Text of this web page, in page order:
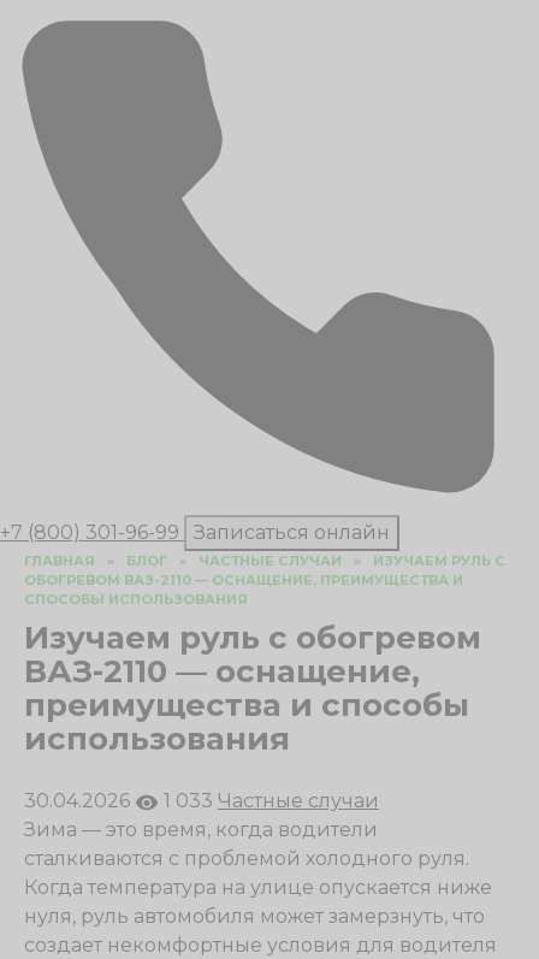
+7 (800) 301-96-99 Записаться онлайн
ГЛАВНАЯ » БЛОГ » ЧАСТНЫЕ СЛУЧАИ »
ИЗУЧАЕМ РУЛЬ С
ОБОГРЕВОМ ВАЗ-2110 — ОСНАЩЕНИЕ, ПРЕИМУЩЕСТВА И
СПОСОБЫ ИСПОЛЬЗОВАНИЯ
Изучаем руль с обогревом
ВАЗ-2110 — оснащение,
преимущества и способы
использования
30.04.2026 1 033 Частные случаи
Зима — это время, когда водители
сталкиваются с проблемой холодного руля.
Когда температура на улице опускается ниже
нуля, руль автомобиля может замерзнуть, что
создает некомфортные условия для водителя